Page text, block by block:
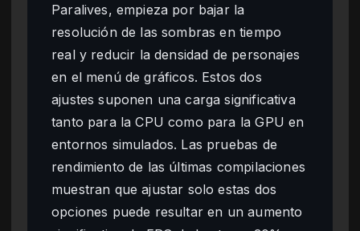
Paralives, empieza por bajar la
resolución de las sombras en tiempo
real y reducir la densidad de personajes
en el menú de gráficos. Estos dos
ajustes suponen una carga significativa
tanto para la CPU como para la GPU en
entornos simulados. Las pruebas de
rendimiento de las últimas compilaciones
muestran que ajustar solo estas dos
opciones puede resultar en un aumento